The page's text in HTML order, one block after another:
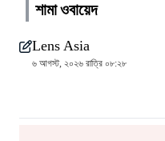
শামা ওবায়েদ
Lens Asia
৬ আগস্ট, ২০২৬ রাত্রি ০৮:২৮